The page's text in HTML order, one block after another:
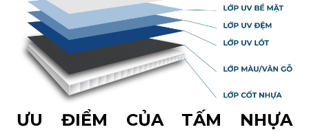
ƯU ĐIỂM CỦA TẤM NHỰA